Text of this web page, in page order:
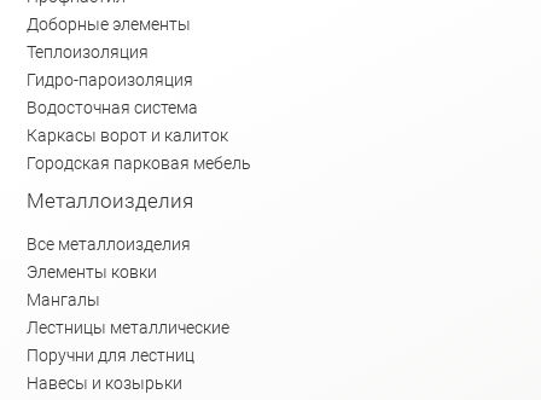
Доборные элементы
Теплоизоляция
Гидро-пароизоляция
Водосточная система
Каркасы ворот и калиток
Городская парковая мебель
Металлоизделия
Все металлоизделия
Элементы ковки
Мангалы
Лестницы металлические
Поручни для лестниц
Навесы и козырьки